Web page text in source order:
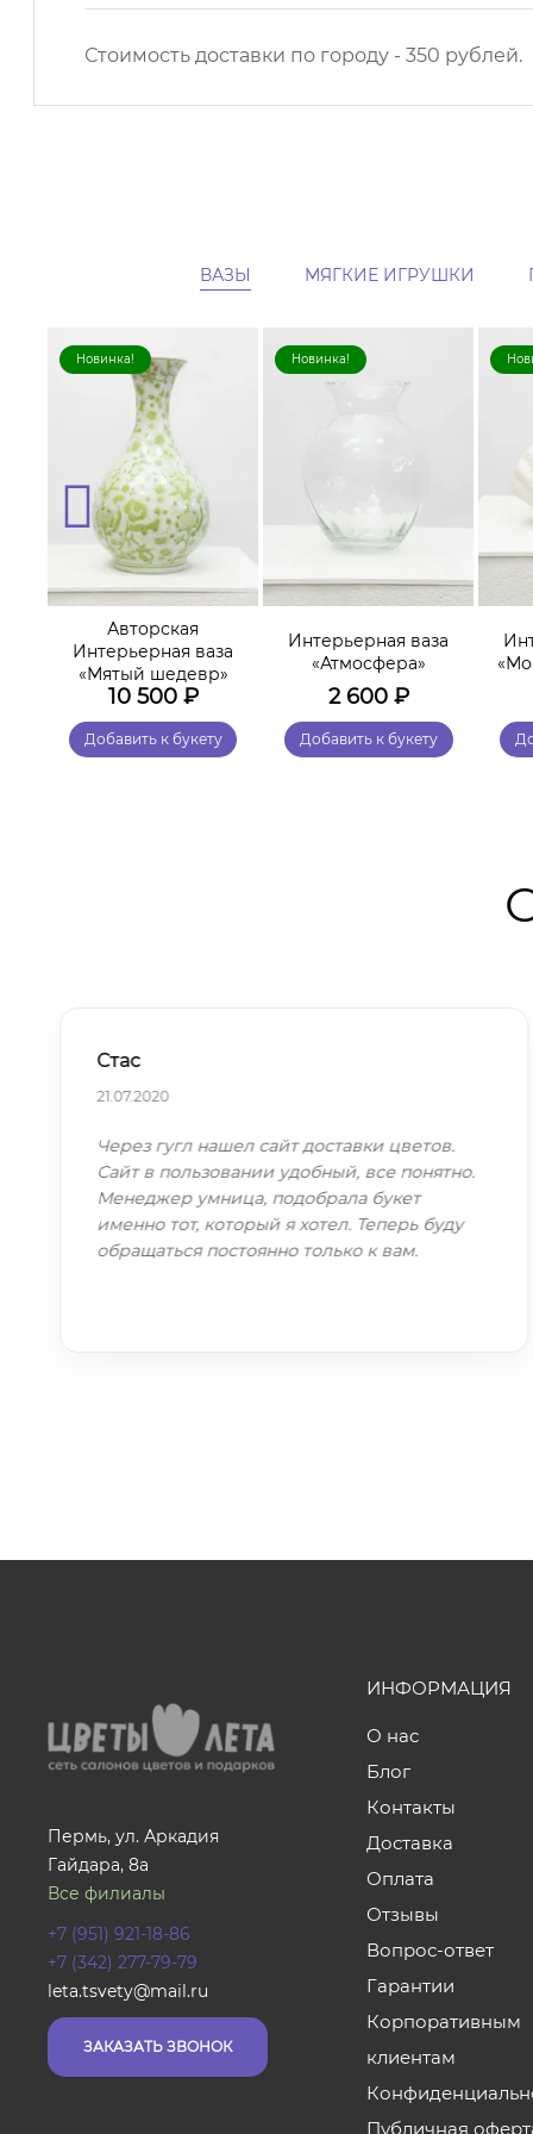
Стоимость доставки по городу - 350 рублей.
ВАЗЫ МЯГКИЕ ИГРУШКИ
Новинка!
Авторская
Интерьерная ваза
«Мятый шедевр»
10 500₽
Добавить к букету
Новинка!
Интерьерная ваза
«Атмосфера»
2 600₽
Добавить к букету
Стас
21.07.2020
Через гугл нашел сайт доставки цветов.
Сайт в пользовании удобный, все понятно.
Менеджер умница, подобрала букет
именно тот, который я хотел. Теперь буду
обращаться постоянно только к вам.
Пермь, ул. Аркадия
Гайдара, 8а
Все филиалы
+7 (951) 921-18-86
+7 (342) 277-79-79
leta.tsvety@mail.ru
ЗАКАЗАТЬ ЗВОНОК
ИНФОРМАЦИЯ
О нас
Блог
Контакты
Доставка
Оплата
Отзывы
Вопрос-ответ
Гарантии
Корпоративным
клиентам
Публичная